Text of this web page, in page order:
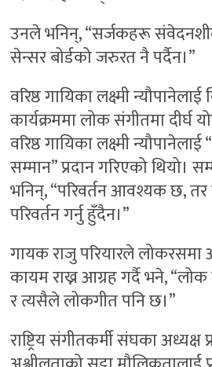
उनले भनिन्, “सर्जकहरू
सेन्सर बोर्डको जरुरत नै पर्दैन।”
वरिष्ठ गायिका लक्ष्मी
कार्यक्रममा लोक संगीतमा दीर्घ
वरिष्ठ गायिका लक्ष्मी
सम्मान” प्रदान गरिएको थियो।
भनिन्, “परिवर्तन आवश्यक छ,
परिवर्तन गर्नु हुँदैन।”
गायक राजु परियारले लोकरसमा
कायम राख्न आग्रह गर्दै भने,
र त्यसैले लोकगीत पनि छ।”
राष्ट्रिय संगीतकर्मी संघका